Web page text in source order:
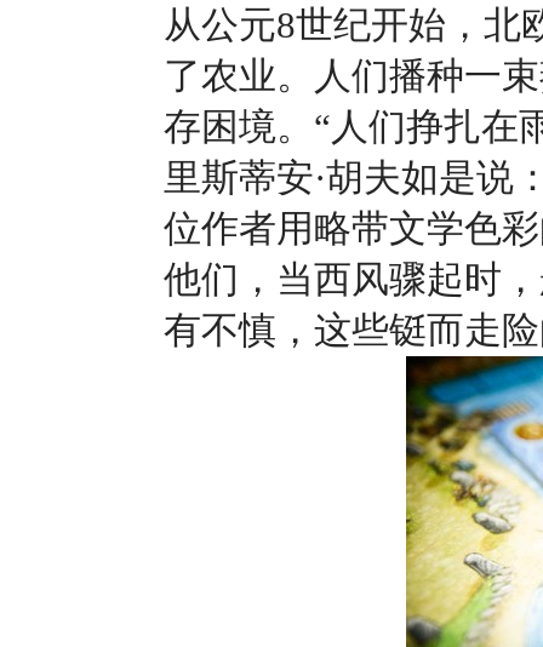
从公元8世纪开始，
了农业。人们播种一
存困境。“人们挣扎在
里斯蒂安·胡夫如是说
位作者用略带文学色
他们，当西风骤起时
有不慎，这些铤而走